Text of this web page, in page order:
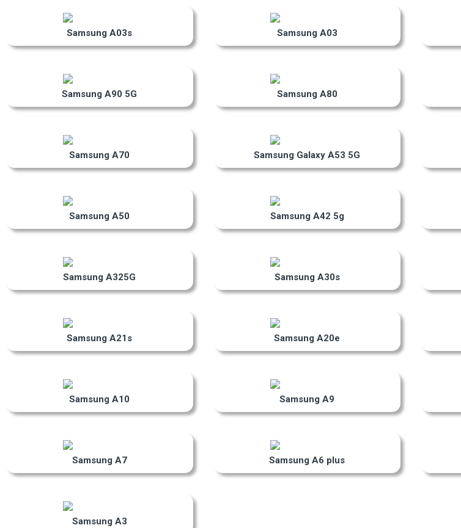
Samsung A03s Samsung A03
Samsung A90 5G Samsung A80
Samsung A70 Samsung Galaxy A53 5G
Samsung A50 Samsung A42 5g
Samsung A325G Samsung A30s
Samsung A21s Samsung A20e
Samsung A10 Samsung A9
Samsung A7 Samsung A6 plus
Samsung A3